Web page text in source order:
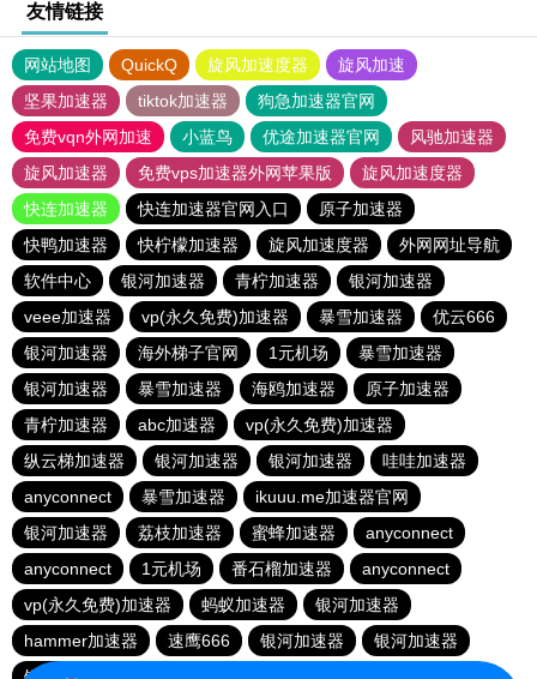
友情链接
网站地图 QuickQ 旋风加速度器
旋风加速
坚果加速器
tiktok加速器
狗急加速器官网
免费vqn外网加速
小蓝鸟 优途加速器官网
风驰加速器
旋风加速器
免费vps加速器外网苹果版
旋风加速度器
快连加速器
快连加速器官网入口
原子加速器
快鸭加速器
快柠檬加速器 旋风加速度器
外网网址导航
软件中心
银河加速器 青柠加速器
银河加速器
veee加速器
vp(永久免费)加速器 暴雪加速器
优云666
银河加速器
海外梯子官网 1元机场
暴雪加速器
银河加速器
暴雪加速器 海鸥加速器
原子加速器
青柠加速器
abc加速器
vp(永久免费)加速器
纵云梯加速器
银河加速器 银河加速器
哇哇加速器
anyconnect
暴雪加速器
ikuuu.me加速器官网
银河加速器
荔枝加速器 蜜蜂加速器
anyconnect
anyconnect
1元机场 番石榴加速器
anyconnect
vp(永久免费)加速器
蚂蚁加速器
银河加速器
hammer加速器
速鹰666 银河加速器
银河加速器